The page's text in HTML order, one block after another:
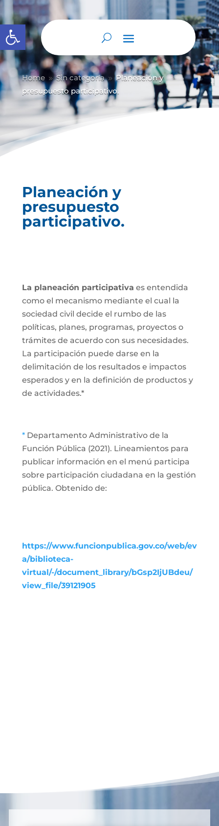
Abrir barra de herramientas
Home 9 Sin categoría 9 Planeación y
presupuesto participativo.
Planeación y
presupuesto
participativo.
La planeación participativa es entendida
como el mecanismo mediante el cual la
sociedad civil decide el rumbo de las
políticas, planes, programas, proyectos o
trámites de acuerdo con sus necesidades.
La participación puede darse en la
delimitación de los resultados e impactos
esperados y en la definición de productos y
de actividades.*
* Departamento Administrativo de la
Función Pública (2021). Lineamientos para
publicar información en el menú participa
sobre participación ciudadana en la gestión
pública. Obtenido de:
https://www.funcionpublica.gov.co/web/ev
a/biblioteca-
virtual/-/document_library/bGsp2IjUBdeu/
view_file/39121905